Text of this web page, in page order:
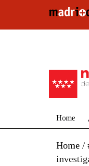
Home
Home /